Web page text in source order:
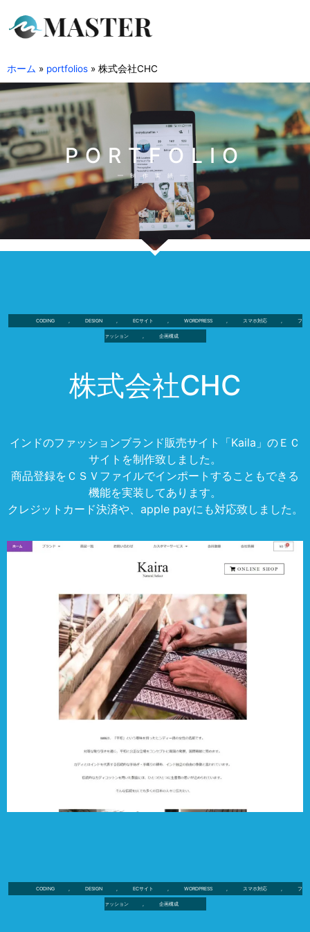
ホーム » portfolios » 株式会社CHC
PORTFOLIO
制作実績
CODING DESIGN ECサイト WORDPRESS スマホ対応 フ
ァッション 企画構成
株式会社CHC
インドのファッションブランド販売サイト「Kaila」のＥＣ
サイトを制作致しました。
商品登録をＣＳＶファイルでインポートすることもできる
機能を実装してあります。
クレジットカード決済や、apple payにも対応致しました。
CODING , DESIGN , ECサイト , WORDPRESS , スマホ対応 , フ
ァッション , 企画構成